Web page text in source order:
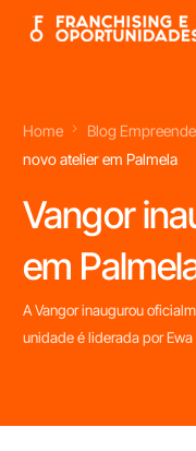
Home Blog
novo atelier em Palmela
Vangor
em
A Vangor inaugurou
unidade é liderada por